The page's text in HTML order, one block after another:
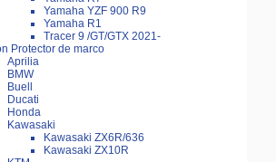
Yamaha YZF 900 R9
Yamaha R1
Tracer 9 /GT/GTX 2021-
Protector de marco
Aprilia
BMW
Buell
Ducati
Honda
Kawasaki
Kawasaki ZX6R/636
Kawasaki ZX10R